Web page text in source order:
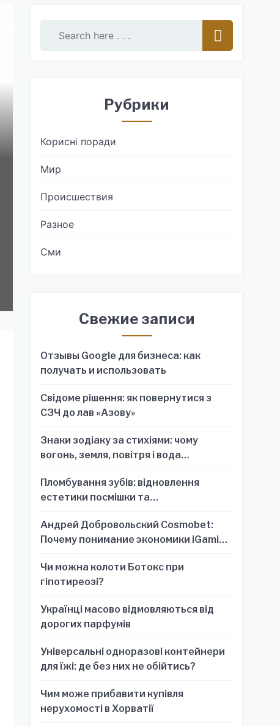
Рубрики
Корисні поради
Мир
Происшествия
Разное
Сми
Свежие записи
Отзывы Google для бизнеса: как
получать и использовать
Свідоме рішення: як повернутися з
СЗЧ до лав «Азову»
Знаки зодіаку за стихіями: чому
вогонь, земля, повітря і вода
знак
Пломбування зубів: відновлення
естетики посмішки та
Андрей Добровольский Cosmobet:
Почему понимание экономики iGaming
решений
Чи можна колоти Ботокс при
гіпотиреозі?
Українці масово відмовляються від
дорогих парфумів
Універсальні одноразові контейнери
для їжі: де без них не обійтись?
Чим може прибавити купівля
нерухомості в Хорватії